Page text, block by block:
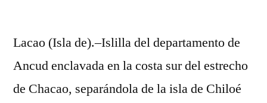
Lacao (Isla de).–Islilla del departamento de
Ancud enclavada en la costa sur del estrecho
de Chacao, separándola de la isla de Chiloé